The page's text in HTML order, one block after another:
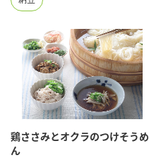
鶏ささみとオクラのつけそうめ
ん